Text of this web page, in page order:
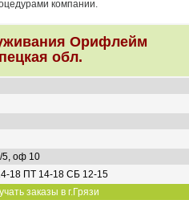
компании.
Орифлейм
обл.
5, оф 10
18 ПТ 14-18 СБ 12-15
заказы в г.Грязи